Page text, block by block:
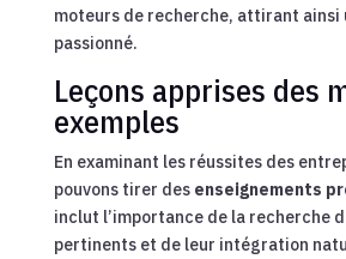
moteurs de recherche, attirant ainsi
passionné.
Leçons apprises des
exemples
En examinant les réussites des
pouvons tirer des enseignements
inclut l’importance de la recherche
pertinents et de leur intégration